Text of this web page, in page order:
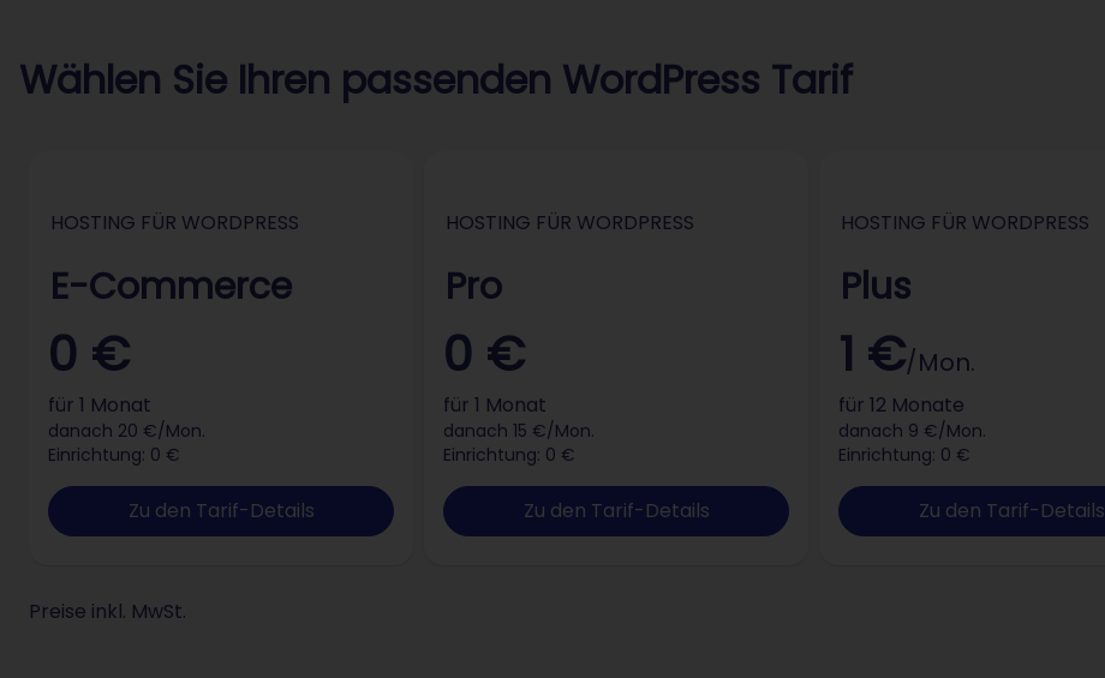
Wählen Sie Ihren passenden WordPress Tarif
HOSTING FÜR WORDPRESS
E-Commerce
0 €
für 1 Monat
danach 20 €/Mon.
Einrichtung: 0 €
Zu den Tarif-Details
HOSTING FÜR WORDPRESS
Pro
0 €
für 1 Monat
danach 15 €/Mon.
Einrichtung: 0 €
Zu den Tarif-Details
HOSTING FÜR WORDPRESS
Plus
1 €/Mon.
für 12 Monate
danach 9 €/Mon.
Einrichtung: 0 €
Zu den Tarif-Details
Preise inkl. MwSt.